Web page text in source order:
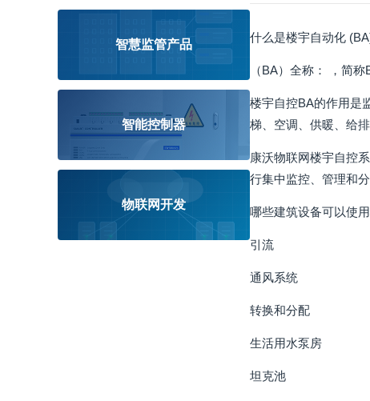
智慧监管产品
智能控制器
物联网开发
什么是楼宇自动化
（BA）全称： ，简称
楼宇自控BA的作用是
梯、空调、供暖、给
康沃物联网楼宇自控
行集中监控、管理和
哪些建筑设备可以使
引流
通风系统
转换和分配
生活用水泵房
坦克池